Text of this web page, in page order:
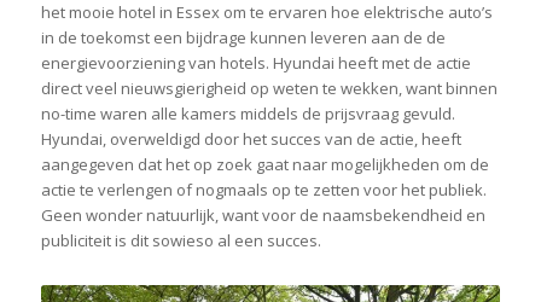
het mooie hotel in Essex om te ervaren hoe elektrische auto’s
in de toekomst een bijdrage kunnen leveren aan de de
energievoorziening van hotels. Hyundai heeft met de actie
direct veel nieuwsgierigheid op weten te wekken, want binnen
no-time waren alle kamers middels de prijsvraag gevuld.
Hyundai, overweldigd door het succes van de actie, heeft
aangegeven dat het op zoek gaat naar mogelijkheden om de
actie te verlengen of nogmaals op te zetten voor het publiek.
Geen wonder natuurlijk, want voor de naamsbekendheid en
publiciteit is dit sowieso al een succes.